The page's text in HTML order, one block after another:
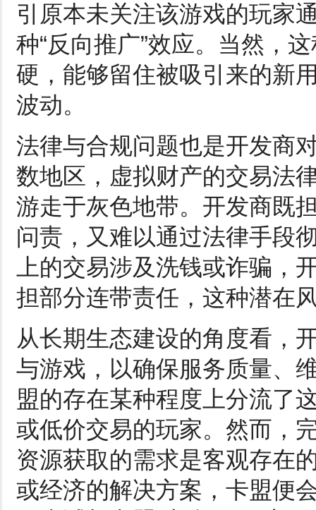
引原本未关注该游戏的玩家
种“反向推广”效应。当然，
硬，能够留住被吸引来的新
波动。
法律与合规问题也是开发商
数地区，虚拟财产的交易法
游走于灰色地带。开发商既
问责，又难以通过法律手段
上的交易涉及洗钱或诈骗，
担部分连带责任，这种潜在
从长期生态建设的角度看，
与游戏，以确保服务质量、
盟的存在某种程度上分流了
或低价交易的玩家。然而
资源获取的需求是客观存在
或经济的解决方案，卡盟便